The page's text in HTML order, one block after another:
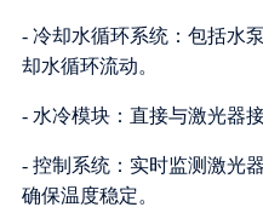
- 冷却水循环系统：包括水
却水循环流动。
- 水冷模块：直接与激光器
- 控制系统：实时监测激光
确保温度稳定。